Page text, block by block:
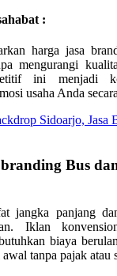
:
harga jasa
mengurangi
ini menjadi
usaha Anda
Sidoarjo, Jasa
Bus
jangka panjang
Iklan
biaya
tanpa pajak atau